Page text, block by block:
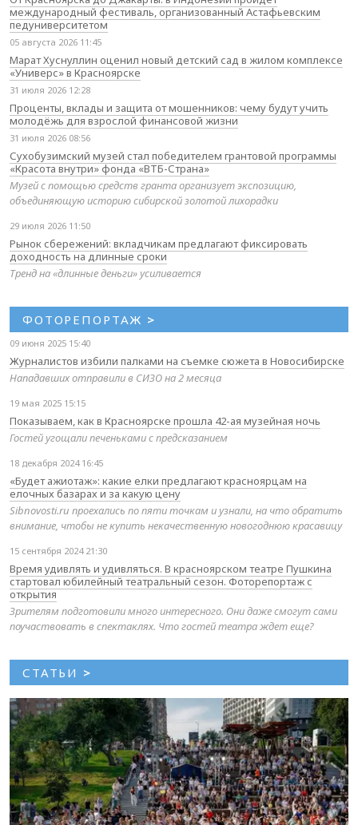
международный фестиваль, организованный Астафьевским
педуниверситетом
05 августа 2026 11:45
Марат Хуснуллин оценил новый детский сад в жилом комплексе
«Универс» в Красноярске
31 июля 2026 12:28
Проценты, вклады и защита от мошенников: чему будут учить
молодёжь для взрослой финансовой жизни
31 июля 2026 08:56
Сухобузимский музей стал победителем грантовой программы
«Красота внутри» фонда «ВТБ-Страна»
Музей с помощью средств гранта организует экспозицию,
объединяющую историю сибирской золотой лихорадки
29 июля 2026 11:50
Рынок сбережений: вкладчикам предлагают фиксировать
доходность на длинные сроки
Тренд на «длинные деньги» усиливается
ФОТОРЕПОРТАЖ >
09 июня 2025 15:40
Журналистов избили палками на съемке сюжета в Новосибирске
Нападавших отправили в СИЗО на 2 месяца
19 мая 2025 15:15
Показываем, как в Красноярске прошла 42-ая музейная ночь
Гостей угощали печеньками с предсказанием
18 декабря 2024 16:45
«Будет ажиотаж»: какие елки предлагают красноярцам на
елочных базарах и за какую цену
Sibnovosti.ru проехались по пяти точкам и узнали, на что обратить
внимание, чтобы не купить некачественную новогоднюю красавицу
15 сентября 2024 21:30
Время удивлять и удивляться. В красноярском театре Пушкина
стартовал юбилейный театральный сезон. Фоторепортаж с
открытия
Зрителям подготовили много интересного. Они даже смогут сами
поучаствовать в спектаклях. Что гостей театра ждет еще?
СТАТЬИ >